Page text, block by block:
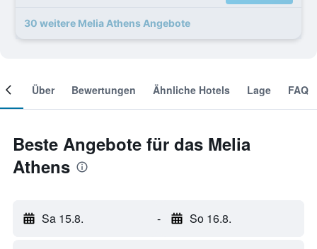
30 weitere Melia Athens Angebote
Über Bewertungen Ähnliche Hotels Lage FAQ
Beste Angebote für das Melia
Athens
Sa 15.8. - So 16.8.